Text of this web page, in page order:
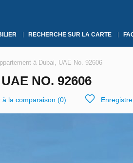
RECHERCHE SUR LA CARTE
à Dubai, UAE No. 92606
NO. 92606
à la comparaison (0)